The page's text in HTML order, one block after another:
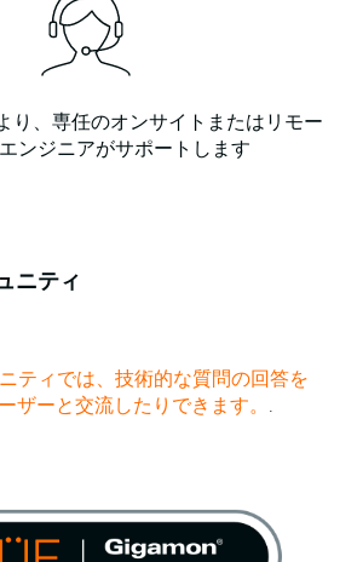
り、専任のオンサイトまたはリモー
ンジニアがサポートします
ニティ
ティでは、技術的な質問の回答を
ザーと交流したりできます。 .